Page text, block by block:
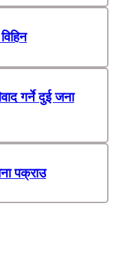
गर्ने दुई जना
पक्राउ